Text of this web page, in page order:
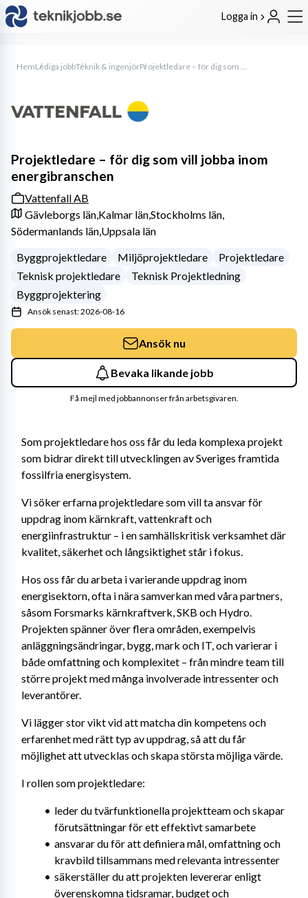
Logga in
HemLediga jobbTeknik & ingenjör Projektledare – för dig som vill jobba inom energibranschen
Som projektledare hos oss får du leda komplexa projekt
som bidrar direkt till utvecklingen av Sveriges framtida
fossilfria energisystem.
Vi söker erfarna projektledare som vill ta ansvar för
uppdrag inom kärnkraft, vattenkraft och
energiinfrastruktur – i en samhällskritisk verksamhet där
kvalitet, säkerhet och långsiktighet står i fokus.
Hos oss får du arbeta i varierande uppdrag inom
energisektorn, ofta i nära samverkan med våra partners,
såsom Forsmarks kärnkraftverk, SKB och Hydro.
Projekten spänner över flera områden, exempelvis
anläggningsändringar, bygg, mark och IT, och varierar i
både omfattning och komplexitet – från mindre team till
större projekt med många involverade intressenter och
leverantörer.
Vi lägger stor vikt vid att matcha din kompetens och
erfarenhet med rätt typ av uppdrag, så att du får
möjlighet att utvecklas och skapa största möjliga värde.
I rollen som projektledare:
leder du tvärfunktionella projektteam och skapar
förutsättningar för ett effektivt samarbete
ansvarar du för att definiera mål, omfattning och
kravbild tillsammans med relevanta intressenter
säkerställer du att projekten levererar enligt
överenskomna tidsramar, budget och
Projektledare – för dig som vill jobba inom
energibranschen
Vattenfall AB
Gävleborgs län,Kalmar län,Stockholms län,
Södermanlands län,Uppsala län
Byggprojektledare
Miljöprojektledare
Projektledare
Teknisk projektledare
Teknisk Projektledning
Byggprojektering
Ansök senast: 2026-08-16
Ansök nu
Bevaka likande jobb
Få mejl med jobbannonser från arbetsgivaren.